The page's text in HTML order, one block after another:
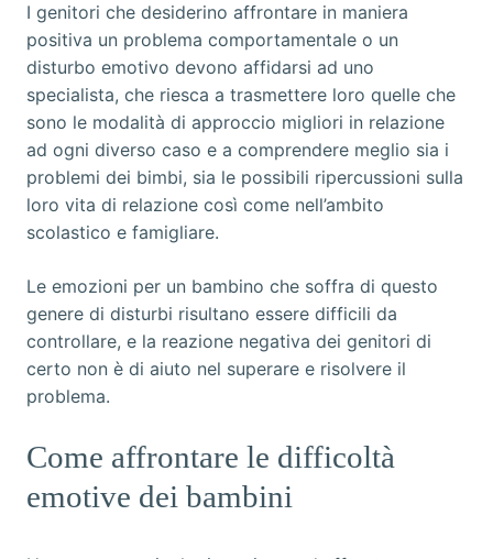
I genitori che desiderino affrontare in maniera
positiva un problema comportamentale o un
disturbo emotivo devono affidarsi ad uno
specialista, che riesca a trasmettere loro quelle che
sono le modalità di approccio migliori in relazione
ad ogni diverso caso e a comprendere meglio sia i
problemi dei bimbi, sia le possibili ripercussioni sulla
loro vita di relazione così come nell’ambito
scolastico e famigliare.
Le emozioni per un bambino che soffra di questo
genere di disturbi risultano essere difficili da
controllare, e la reazione negativa dei genitori di
certo non è di aiuto nel superare e risolvere il
problema.
Come affrontare le difficoltà
emotive dei bambini